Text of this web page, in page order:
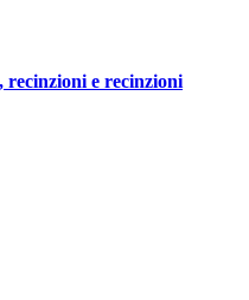
recinzioni e recinzioni